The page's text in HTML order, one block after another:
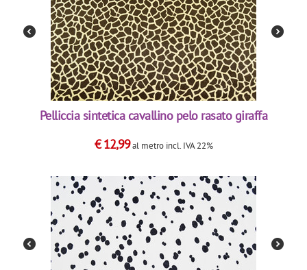
Pelliccia sintetica cavallino pelo rasato giraffa
€12,99 al metro incl. IVA 22%